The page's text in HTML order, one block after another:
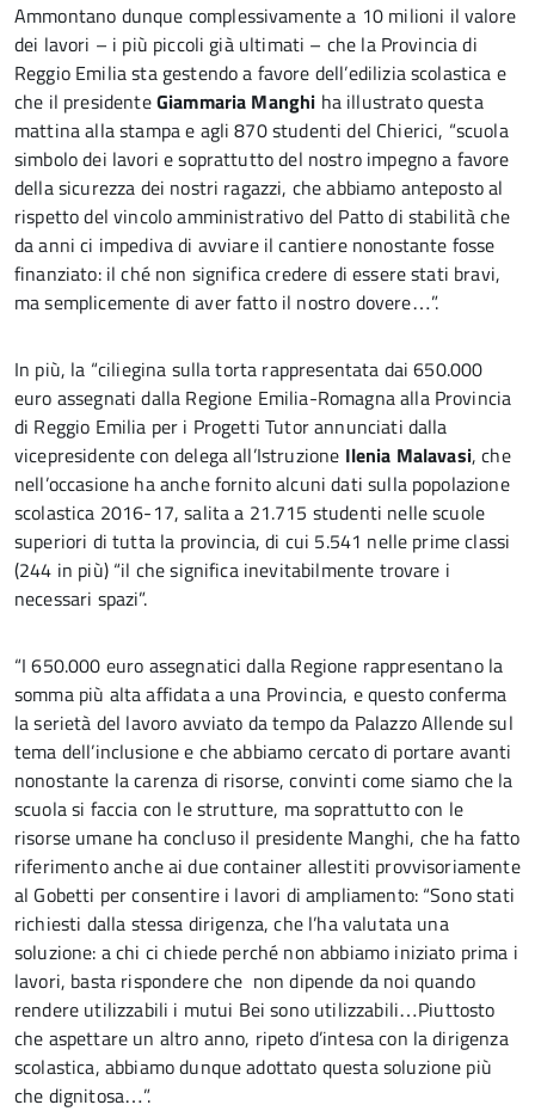
Ammontano dunque complessivamente a 10 milioni il valore
dei lavori – i più piccoli già ultimati – che la Provincia di
Reggio Emilia sta gestendo a favore dell’edilizia scolastica e
che il presidenteGiammaria Manghi ha illustrato questa
mattina alla stampa e agli 870 studenti del Chierici, “scuola
simbolo dei lavori e soprattutto del nostro impegno a favore
della sicurezza dei nostri ragazzi, che abbiamo anteposto al
rispetto del vincolo amministrativo del Patto di stabilità che
da anni ci impediva di avviare il cantiere nonostante fosse
finanziato: il ché non significa credere di essere stati bravi,
ma semplicemente di aver fatto il nostro dovere…”.
In più, la “ciliegina sulla torta rappresentata dai 650.000
euro assegnati dalla Regione Emilia-Romagna alla Provincia
di Reggio Emilia per i Progetti Tutor annunciati dalla
vicepresidente con delega all’Istruzione Ilenia Malavasi, che
nell’occasione ha anche fornito alcuni dati sulla popolazione
scolastica 2016-17, salita a 21.715 studenti nelle scuole
superiori di tutta la provincia, di cui 5.541 nelle prime classi
(244 in più) “il che significa inevitabilmente trovare i
necessari spazi”.
“I 650.000 euro assegnatici dalla Regione rappresentano la
somma più alta affidata a una Provincia, e questo conferma
la serietà del lavoro avviato da tempo da Palazzo Allende sul
tema dell’inclusione e che abbiamo cercato di portare avanti
nonostante la carenza di risorse, convinti come siamo che la
scuola si faccia con le strutture, ma soprattutto con le
risorse umane ha concluso il presidente Manghi, che ha fatto
riferimento anche ai due container allestiti provvisoriamente
al Gobetti per consentire i lavori di ampliamento: “Sono stati
richiesti dalla stessa dirigenza, che l’ha valutata una
soluzione: a chi ci chiede perché non abbiamo iniziato prima i
lavori, basta rispondere che non dipende da noi quando
rendere utilizzabili i mutui Bei sono utilizzabili…Piuttosto
che aspettare un altro anno, ripeto d’intesa con la dirigenza
scolastica, abbiamo dunque adottato questa soluzione più
che dignitosa…”.